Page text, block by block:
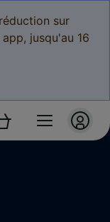
sur
jusqu'au 16